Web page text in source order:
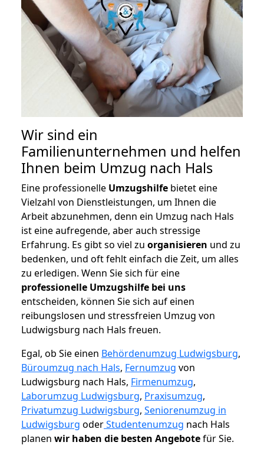
Wir sind ein
Familienunternehmen und helfen
Ihnen beim Umzug nach Hals
Eine professionelle Umzugshilfe bietet eine
Vielzahl von Dienstleistungen, um Ihnen die
Arbeit abzunehmen, denn ein Umzug nach Hals
ist eine aufregende, aber auch stressige
Erfahrung. Es gibt so viel zu organisieren und zu
bedenken, und oft fehlt einfach die Zeit, um alles
zu erledigen. Wenn Sie sich für eine
professionelle Umzugshilfe bei uns
entscheiden, können Sie sich auf einen
reibungslosen und stressfreien Umzug von
Ludwigsburg nach Hals freuen.
Egal, ob Sie einen Behördenumzug Ludwigsburg,
Büroumzug nach Hals, Fernumzug von
Ludwigsburg nach Hals, Firmenumzug,
Laborumzug Ludwigsburg, Praxisumzug,
Privatumzug Ludwigsburg, Seniorenumzug in
Ludwigsburg oderStudentenumzug nach Hals
planen wir haben die besten Angebotefür Sie.